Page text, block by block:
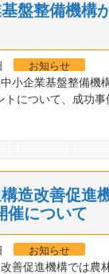
盤整備機構
お知らせ
小企業基盤整備機
トについて、成功
造改善促進
催について
お知らせ
善促進機構では農